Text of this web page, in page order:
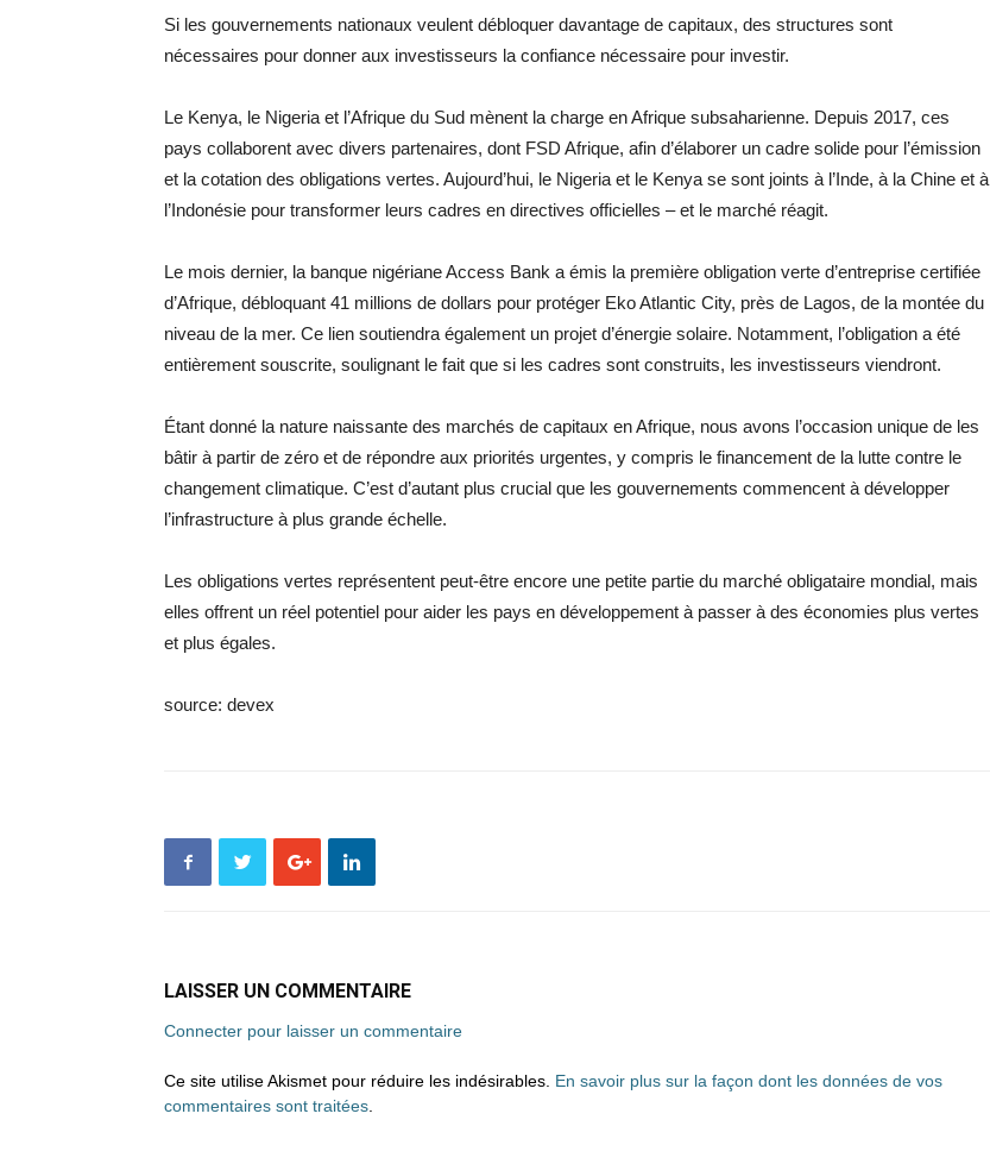
Si les gouvernements nationaux veulent débloquer davantage de capitaux, des structures sont
nécessaires pour donner aux investisseurs la confiance nécessaire pour investir.
Le Kenya, le Nigeria et l’Afrique du Sud mènent la charge en Afrique subsaharienne. Depuis 2017, ces
pays collaborent avec divers partenaires, dont FSD Afrique, afin d’élaborer un cadre solide pour l’émission
et la cotation des obligations vertes. Aujourd’hui, le Nigeria et le Kenya se sont joints à l’Inde, à la Chine et à
l’Indonésie pour transformer leurs cadres en directives officielles – et le marché réagit.
Le mois dernier, la banque nigériane Access Bank a émis la première obligation verte d’entreprise certifiée
d’Afrique, débloquant 41 millions de dollars pour protéger Eko Atlantic City, près de Lagos, de la montée du
niveau de la mer. Ce lien soutiendra également un projet d’énergie solaire. Notamment, l’obligation a été
entièrement souscrite, soulignant le fait que si les cadres sont construits, les investisseurs viendront.
Étant donné la nature naissante des marchés de capitaux en Afrique, nous avons l’occasion unique de les
bâtir à partir de zéro et de répondre aux priorités urgentes, y compris le financement de la lutte contre le
changement climatique. C’est d’autant plus crucial que les gouvernements commencent à développer
l’infrastructure à plus grande échelle.
Les obligations vertes représentent peut-être encore une petite partie du marché obligataire mondial, mais
elles offrent un réel potentiel pour aider les pays en développement à passer à des économies plus vertes
et plus égales.
source: devex
LAISSER UN COMMENTAIRE
Connecter pour laisser un commentaire
Ce site utilise Akismet pour réduire les indésirables. En savoir plus sur la façon dont les données de vos
commentaires sont traitées